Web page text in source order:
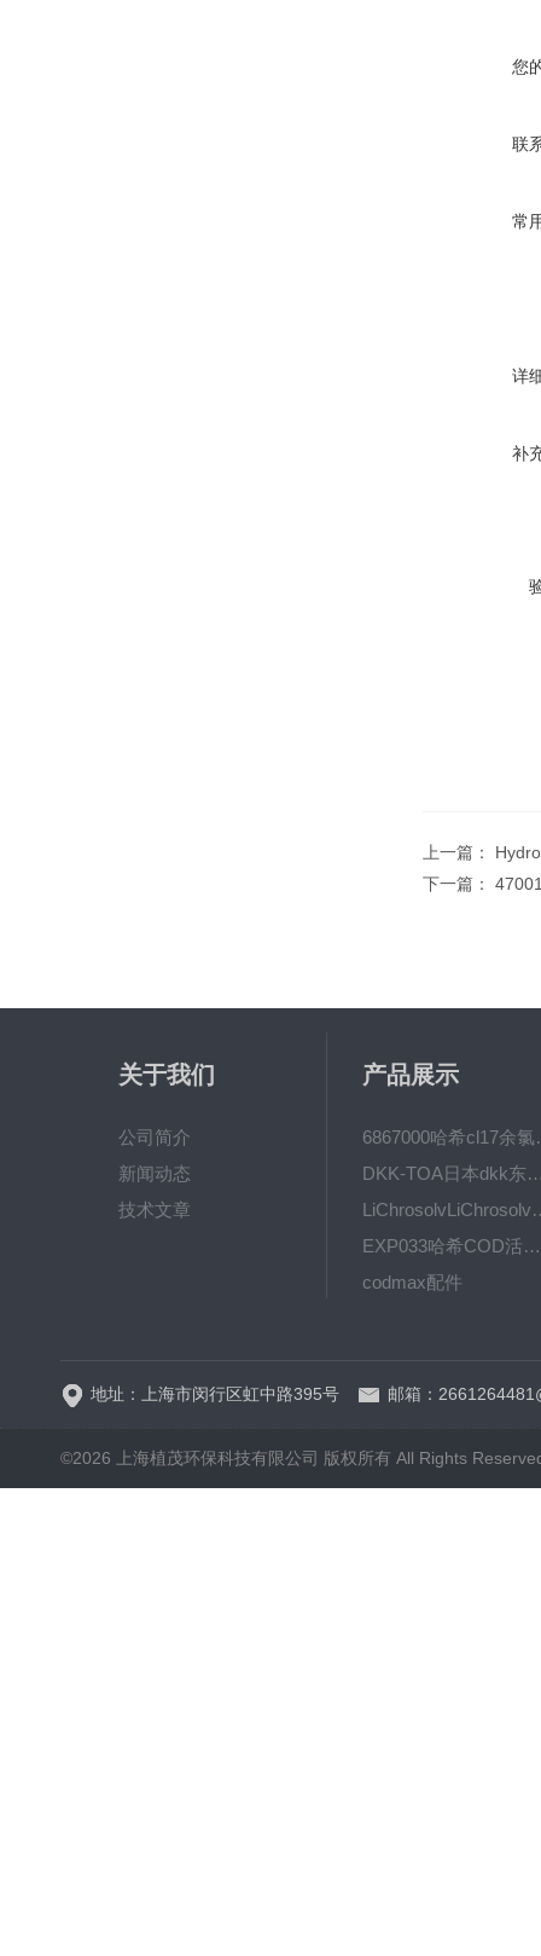
您
联
常
详
补
上一篇：
下一篇：
关于我们
公司简介
新闻动态
技术文章
产品展示
6867000
DKK-TOA日本dkk东亚电
EXP033哈希COD活塞泵价格 EXP033
codmax配件
地址：上海市闵行区虹中路395号 邮箱：
©2026 上海植茂环保科技有限公司 版权所有 All Rights